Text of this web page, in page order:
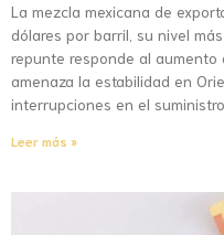
La mezcla mexicana de
dólares por barril, su nivel
repunte responde al
amenaza la estabilidad en
interrupciones en el
Leer más »